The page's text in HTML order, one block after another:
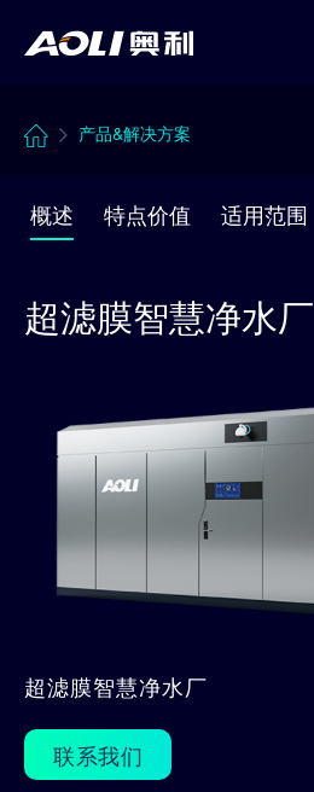
市场策划支持
销售商务支持
项目交付支持
售后服务支持
智慧净水厂解决方案
农村供水产品&解决方案
国家重点工程
标准化泵房
渠道招募
渠道政策
品牌故事
新闻动态
概述 特点价值 适用范围
产品&解决方案
超滤膜智慧净水厂
超滤膜智慧净水厂
联系我们